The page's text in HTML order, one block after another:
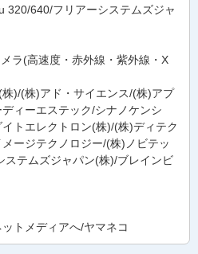
320/640/フリアーシステムズジャ
ラ(高速度・赤外線・紫外線・X
)/(株)アド・サイエンス/(株)アプ
ィーエステック/シナノケンシ
トエレクトロン(株)/(株)ディテク
ージテクノロジー/(株)ノビテッ
ステムズジャパン(株)/ブレインビ
トメディアへ/ヤマネコ